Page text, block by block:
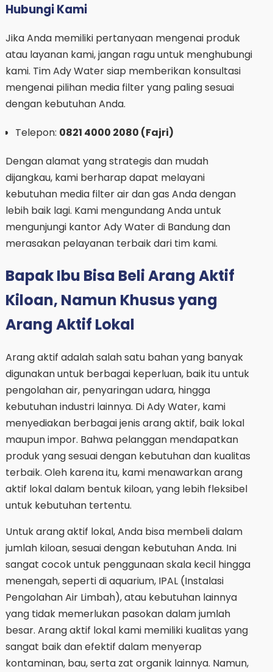
Hubungi Kami
Jika Anda memiliki pertanyaan mengenai produk
atau layanan kami, jangan ragu untuk menghubungi
kami. Tim Ady Water siap memberikan konsultasi
mengenai pilihan media filter yang paling sesuai
dengan kebutuhan Anda.
Telepon: 0821 4000 2080 (Fajri)
Dengan alamat yang strategis dan mudah
dijangkau, kami berharap dapat melayani
kebutuhan media filter air dan gas Anda dengan
lebih baik lagi. Kami mengundang Anda untuk
mengunjungi kantor Ady Water di Bandung dan
merasakan pelayanan terbaik dari tim kami.
Bapak Ibu Bisa Beli Arang Aktif
Kiloan, Namun Khusus yang
Arang Aktif Lokal
Arang aktif adalah salah satu bahan yang banyak
digunakan untuk berbagai keperluan, baik itu untuk
pengolahan air, penyaringan udara, hingga
kebutuhan industri lainnya. Di Ady Water, kami
menyediakan berbagai jenis arang aktif, baik lokal
maupun impor. Bahwa pelanggan mendapatkan
produk yang sesuai dengan kebutuhan dan kualitas
terbaik. Oleh karena itu, kami menawarkan arang
aktif lokal dalam bentuk kiloan, yang lebih fleksibel
untuk kebutuhan tertentu.
Untuk arang aktif lokal, Anda bisa membeli dalam
jumlah kiloan, sesuai dengan kebutuhan Anda. Ini
sangat cocok untuk penggunaan skala kecil hingga
menengah, seperti di aquarium, IPAL (Instalasi
Pengolahan Air Limbah), atau kebutuhan lainnya
yang tidak memerlukan pasokan dalam jumlah
besar. Arang aktif lokal kami memiliki kualitas yang
sangat baik dan efektif dalam menyerap
kontaminan, bau, serta zat organik lainnya. Namun,